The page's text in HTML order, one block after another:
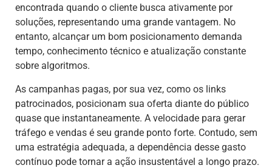
encontrada quando o cliente busca ativamente por
soluções, representando uma grande vantagem. No
entanto, alcançar um bom posicionamento demanda
tempo, conhecimento técnico e atualização constante
sobre algoritmos.
As campanhas pagas, por sua vez, como os links
patrocinados, posicionam sua oferta diante do público
quase que instantaneamente. A velocidade para gerar
tráfego e vendas é seu grande ponto forte. Contudo, sem
uma estratégia adequada, a dependência desse gasto
contínuo pode tornar a ação insustentável a longo prazo.